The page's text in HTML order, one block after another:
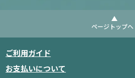
ページトップへ
ご利用ガイド
お支払いについて